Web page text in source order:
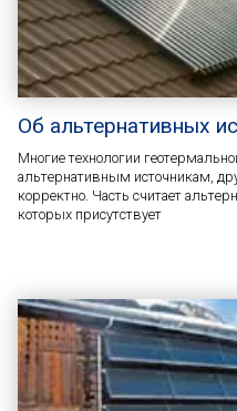
Об альтернативных
Многие технологии
альтернативным источникам,
корректно. Часть считает
которых присутствует